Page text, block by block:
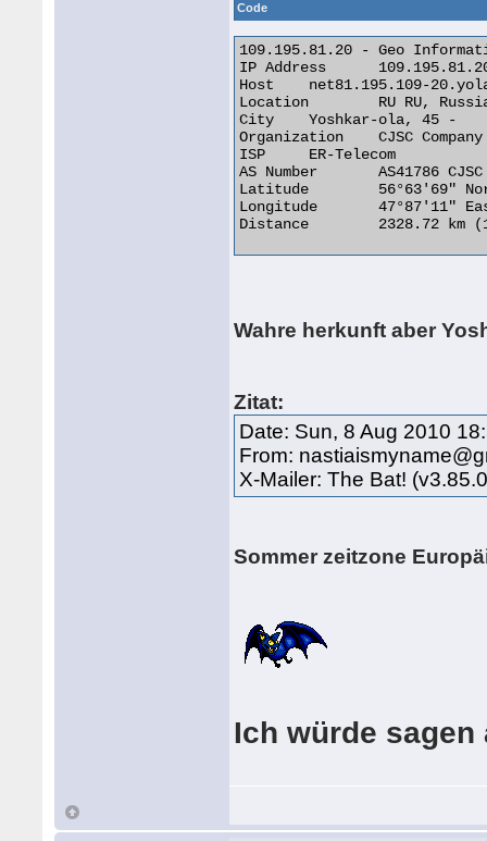
Code
109.195.81.20 - Geo
IP Address 	109.195.81.20
Host 	net81.195.109-20.yoladom.ru
Location 	RU RU, Russian Federation
City 	Yoshkar-ola, 45 -
Organization 	CJSC Company ER-Telecom Yoshkar-Ola
ISP 	ER-Telecom
AS Number 	AS41786 CJSC "Company "ER-Telecom" Yoshkar-Ola
Latitude 	56°63'69" North
Longitude 	47°87'11" East
Distance 	2328.72 km (1447.00 miles)
Wahre herkunft aber
Zitat:
Date: Sun, 8 Aug 2010
From:
X-Mailer: The Bat!
Sommer zeitzone
Ich würde